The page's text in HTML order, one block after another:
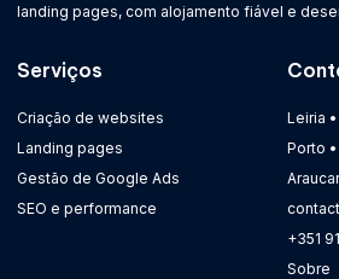
landing pages, com alojamento fiável e
Serviços
Criação de websites
Landing pages
Gestão de Google Ads
SEO e performance
Leiria
Porto
+351
Sobre